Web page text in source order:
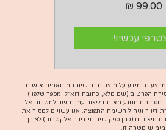
עכשיו!
ומידע על מוצרים חדשים המותאמים אישית
הפרטים (שם מלא, כתובת דוא"ל ומספר טלפון)
מסירתם תמנע מאיתנו ליצור עמך קשר למטרות אלו.
וניהול רשימת התפוצה. אנו עשויים למסור את
(כגון ספק שירותי דיוור אלקטרוני) לצורך
מימוש מטרה זו.